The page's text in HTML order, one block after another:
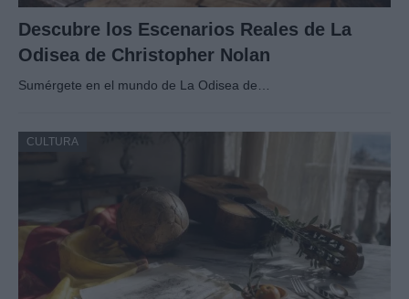
Descubre los Escenarios Reales de La
Odisea de Christopher Nolan
Sumérgete en el mundo de La Odisea de…
CULTURA